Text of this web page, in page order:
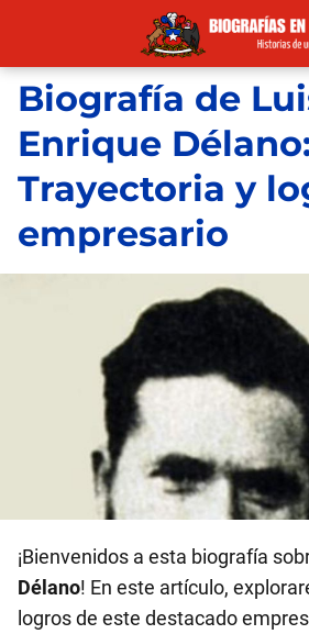
Biografía de
Enrique
Trayectoria y
empresario
¡Bienvenidos a esta biografía
Délano! En este artículo,
logros de este destacado